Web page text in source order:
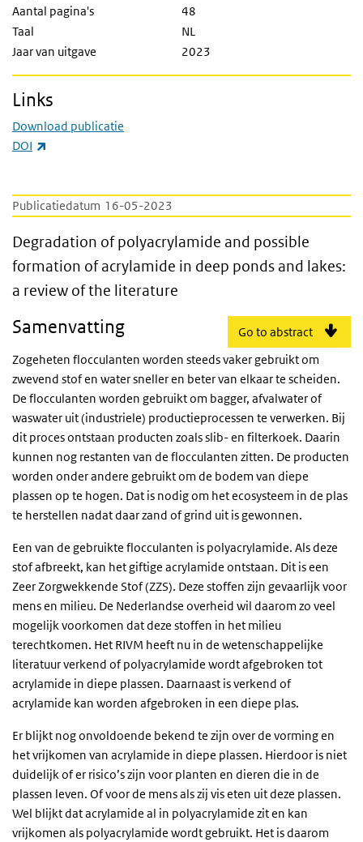
Publicatiedatum 16-05-2023
Degradation of polyacrylamide and
Degradation of polyacrylamide and possible
formation of acrylamide in deep ponds and lakes:
a review of the literature
Go to abstract
Samenvatting
Zogeheten flocculanten worden steeds vaker gebruikt om
zwevend stof en water sneller en beter van elkaar te scheiden.
De flocculanten worden gebruikt om bagger, afvalwater of
waswater uit (industriele) productieprocessen te verwerken. Bij
dit proces ontstaan producten zoals slib- en filterkoek. Daarin
kunnen nog restanten van de flocculanten zitten. De producten
worden onder andere gebruikt om de bodem van diepe
plassen op te hogen. Dat is nodig om het ecosysteem in de plas
te herstellen nadat daar zand of grind uit is gewonnen.
Een van de gebruikte flocculanten is polyacrylamide. Als deze
stof afbreekt, kan het giftige acrylamide ontstaan. Dit is een
Zeer Zorgwekkende Stof (ZZS). Deze stoffen zijn gevaarlijk voor
mens en milieu. De Nederlandse overheid wil daarom zo veel
mogelijk voorkomen dat deze stoffen in het milieu
terechtkomen. Het RIVM heeft nu in de wetenschappelijke
literatuur verkend of polyacrylamide wordt afgebroken tot
acrylamide in diepe plassen. Daarnaast is verkend of
acrylamide kan worden afgebroken in een diepe plas.
Er blijkt nog onvoldoende bekend te zijn over de vorming en
het vrijkomen van acrylamide in diepe plassen. Hierdoor is niet
duidelijk of er risico’s zijn voor planten en dieren die in de
plassen leven. Of voor de mens als zij vis eten uit deze plassen.
Wel blijkt dat acrylamide al in polyacrylamide zit en kan
vrijkomen als polyacrylamide wordt gebruikt. Het is daarom
Aantal pagina's
48
Taal
NL
Jaar van uitgave
2023
Links
Download publicatie
DOI